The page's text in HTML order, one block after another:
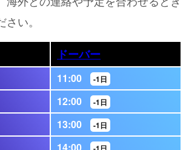
い。
ドーバー
11:00 -1日
12:00 -1日
13:00 -1日